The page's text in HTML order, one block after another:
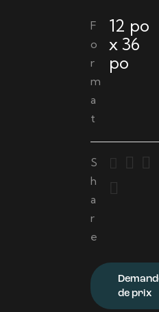
F
o
r
m
a
t
12 po
x 36
po
S
h
a
r
e
de prix